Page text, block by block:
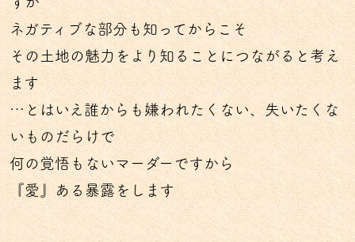
ネガティブな部分も知ってからこそ
その土地の魅力をより知ることにつながると考え
ます
…とはいえ誰からも嫌われたくない、失いたくな
いものだらけで
何の覚悟もないマーダーですから
『愛』ある暴露をします